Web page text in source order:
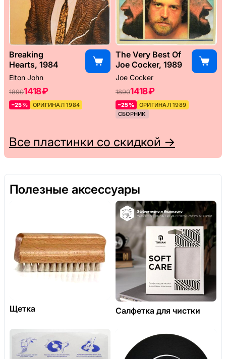
Breaking
Hearts, 1984
Elton John
18901418 ₽
–25% ОРИГИНАЛ 1984
The Very Best Of
Joe Cocker, 1989
Joe Cocker
18901418 ₽
–25%
ОРИГИНАЛ 1989
СБОРНИК
Все пластинки со скидкой →
Полезные аксессуары
Щетка Салфетка для чистки